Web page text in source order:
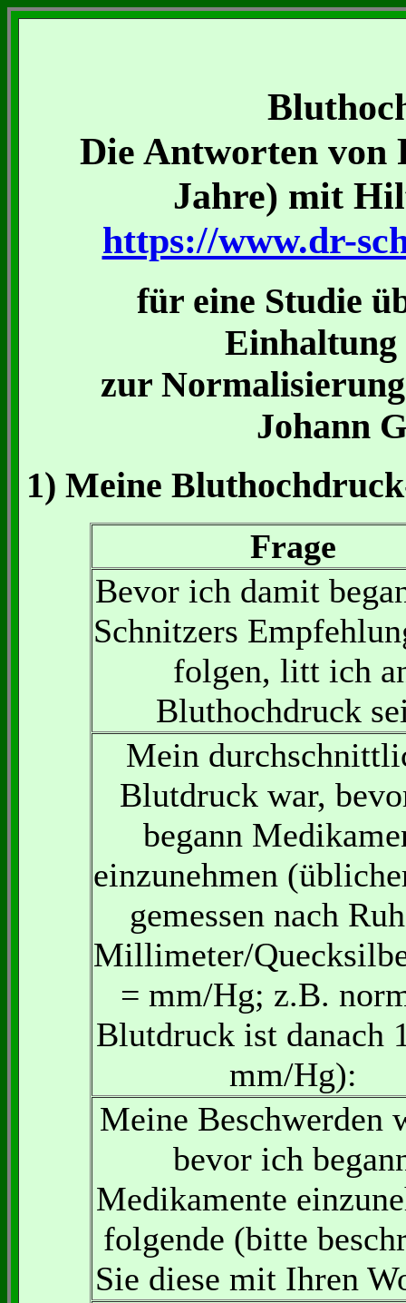
Die Antworten von
Jahre) mit
https://www.dr-
für eine Studie
Einhaltung
zur
Johann
1) Meine
Frage
Bevor ich damit
Schnitzers
folgen, litt ich
Bluthochdruck
Mein
Blutdruck war,
begann
einzunehmen
gemessen nach
Millimeter/
= mm/Hg; z.B.
Blutdruck ist danach
mm/Hg):
Meine Beschwerden
bevor ich
Medikamente
folgende (bitte
Sie diese mit Ihren